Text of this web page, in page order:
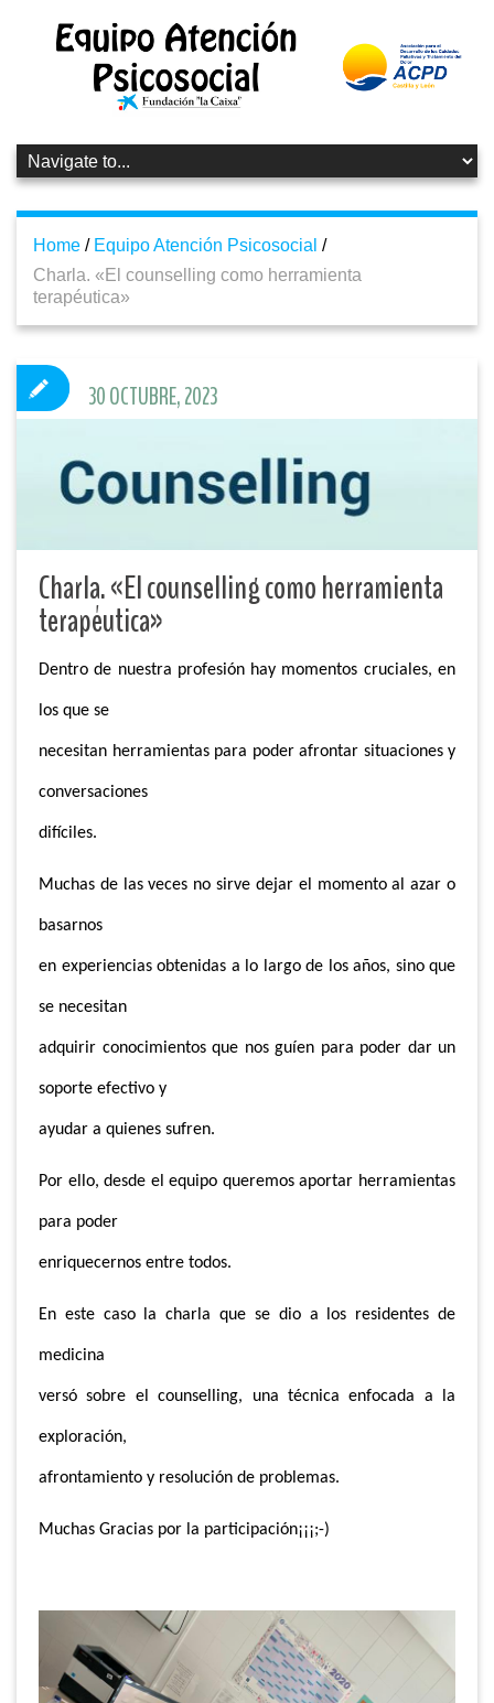
Home / Equipo Atención Psicosocial /
Charla. «El counselling como herramienta
terapéutica»
Charla. «El counselling como herramienta
terapéutica»
Dentro de nuestra profesión hay momentos cruciales, en
los que se
necesitan herramientas para poder afrontar situaciones y
conversaciones
difíciles.
Muchas de las veces no sirve dejar el momento al azar o
basarnos
en experiencias obtenidas a lo largo de los años, sino que
se necesitan
adquirir conocimientos que nos guíen para poder dar un
soporte efectivo y
ayudar a quienes sufren.
Por ello, desde el equipo queremos aportar herramientas
para poder
enriquecernos entre todos.
En este caso la charla que se dio a los residentes de
medicina
versó sobre el counselling, una técnica enfocada a la
exploración,
afrontamiento y resolución de problemas.
Muchas Gracias por la participación¡¡¡;-)
30 OCTUBRE, 2023